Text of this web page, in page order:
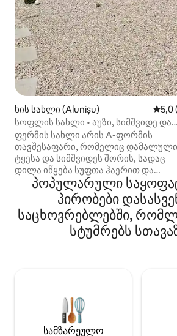
ხის სახლი (Alunișu)
5,0
სოფლის სახლი • აუზი, სიმშვიდე და
ბუნება
ფერმის სახლი არის A-ფორმის
თავშესაფარი, რომელიც
ტყესა და სიმშვიდეს შორის, სადაც
დილა იწყება სუფთა ჰაერით და
ბუნების ხმებით, ყოველგვარი
მღელვარებისგან შორს. აქ არა
მხოლოდ დასარჩენად მოდიხარ,
არამედ რიტმის შესანელებლად და
საკუთარ თავთან ხელახლა
დასამყარებლად. ბავშვები
სინათლეს, მწვადს და ღია ცას, ისეთ
სიმშვიდეში, როგორსაც იშვიათად
იპოვი. მარტივი ადგილი, მაგრამ
პოპულარული
პირობები
საცხოვრებლებში,
სტუმრებს
სამზარეულო